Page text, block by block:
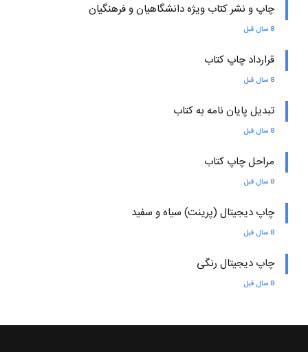
چاپ و نشر کتاب ویژه دانشگاهیان و فرهنگیان
8 سال قبل
قرارداد چاپ کتاب
8 سال قبل
تبدیل پایان نامه به کتاب
8 سال قبل
مراحل چاپ کتاب
8 سال قبل
چاپ دیجیتال (پرینت) سیاه و سفید
8 سال قبل
چاپ دیجیتال رنگی
8 سال قبل